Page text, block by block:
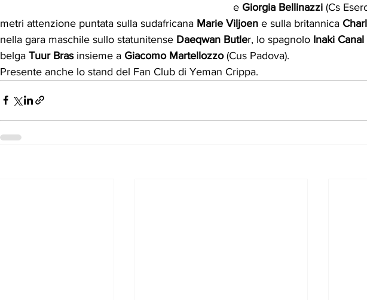
e Giorgia Bellinazzi (Cs
metri attenzione puntata sulla sudafricana Marie Viljoen e sulla britannica
nella gara maschile sullo statunitense Daeqwan Butler, lo spagnolo Inaki Canal
belga Tuur Bras insieme a Giacomo Martellozzo (Cus Padova).
Presente anche lo stand del Fan Club di Yeman Crippa.